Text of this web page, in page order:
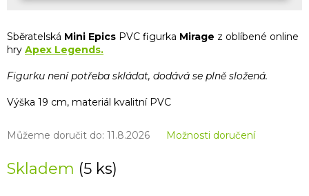
Skladem (5 ks)
Můžeme doručit do: 11.8.2026 Možnosti doručení
Sběratelská Mini Epics PVC figurka Mirage z oblíbené online
hry Apex Legends.
Figurku není potřeba skládat, dodává se plně složená.
Výška 19 cm, materiál kvalitní PVC